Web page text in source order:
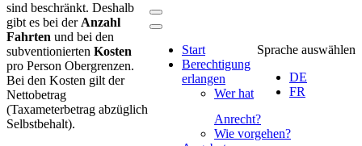
Sprache auswählen
DE
FR
Start
Berechtigung
erlangen
Wer hat
Anrecht?
Wie vorgehen?
sind beschränkt. Deshalb
gibt es bei der Anzahl
Fahrten und bei den
subventionierten Kosten
pro Person Obergrenzen.
Bei den Kosten gilt der
Nettobetrag
(Taxameterbetrag abzüglich
Selbstbehalt).